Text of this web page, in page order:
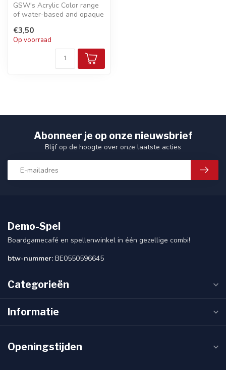
GSW's Acrylic Color range
of water-based and opaque
smooth...
€3,50
Op voorraad
Abonneer je op onze nieuwsbrief
Blijf op de hoogte over onze laatste acties
Demo-Spel
Boardgamecafé en spellenwinkel in één gezellige combi!
btw-nummer: BE0550596645
Categorieën
Informatie
Openingstijden